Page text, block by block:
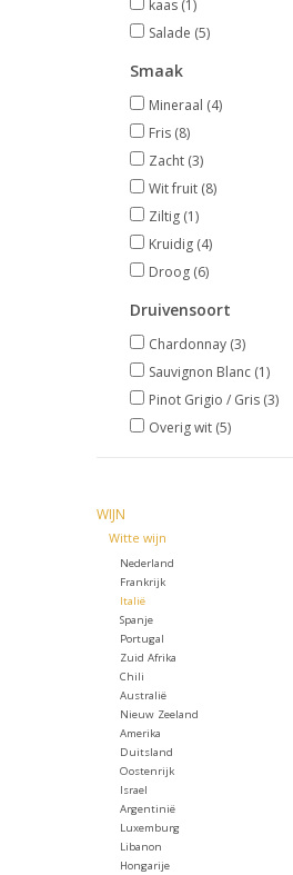
kaas (1)
Salade (5)
Smaak
Mineraal (4)
Fris (8)
Zacht (3)
Wit fruit (8)
Ziltig (1)
Kruidig (4)
Droog (6)
Druivensoort
Chardonnay (3)
Sauvignon Blanc (1)
Pinot Grigio / Gris (3)
Overig wit (5)
WIJN
Witte wijn
Nederland
Frankrijk
Italië
Spanje
Portugal
Zuid Afrika
Chili
Australië
Nieuw Zeeland
Amerika
Duitsland
Oostenrijk
Israel
Argentinië
Luxemburg
Libanon
Hongarije